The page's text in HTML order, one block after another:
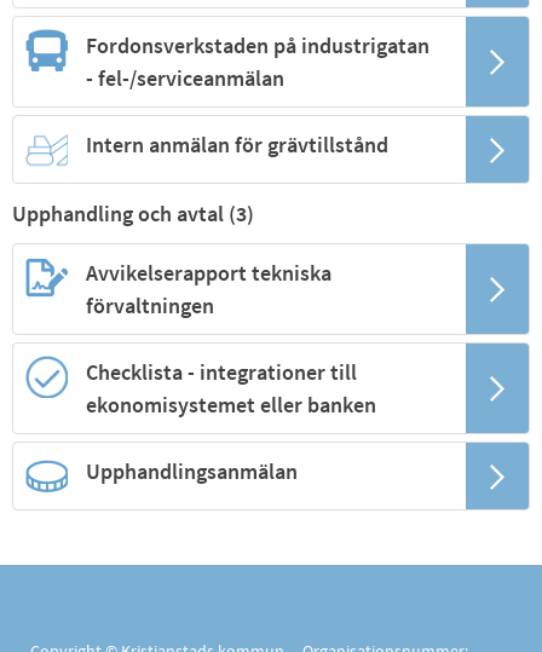
Fordonsverkstaden på industrigatan
- fel-/serviceanmälan
Intern anmälan för grävtillstånd
Upphandling och avtal (3)
Avvikelserapport tekniska
förvaltningen
Checklista - integrationer till
ekonomisystemet eller banken
Upphandlingsanmälan